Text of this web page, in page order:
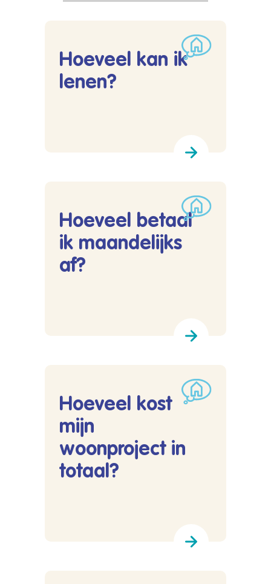
Hoeveel kan ik
lenen?
Hoeveel betaal
ik maandelijks
af?
Hoeveel kost
mijn
woonproject in
totaal?